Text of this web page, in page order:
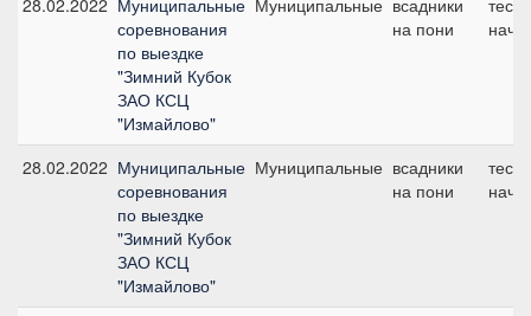
28.02.2022 Муниципальные
соревнования
по выездке
"Зимний Кубок
ЗАО КСЦ
"Измайлово"
Муниципальные всадники
на пони
тест
28.02.2022 Муниципальные
соревнования
по выездке
"Зимний Кубок
ЗАО КСЦ
"Измайлово"
Муниципальные всадники
на пони
тест